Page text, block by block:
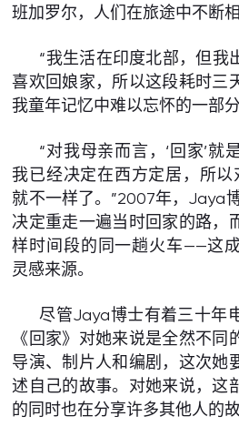
班加罗尔，人们在旅途中不断相
“我生活在印度北部，但我
喜欢回娘家，所以这段耗时三
我童年记忆中难以忘怀的一部分
“对我母亲而言，‘回家’就
我已经决定在西方定居，所以
就不一样了。”2007年，Jaya
决定重走一遍当时回家的路，
样时间段的同一趟火车——这
灵感来源。
尽管Jaya博士有着三十年
《回家》对她来说是全然不同
导演、制片人和编剧，这次她
述自己的故事。对她来说，这
的同时也在分享许多其他人的故